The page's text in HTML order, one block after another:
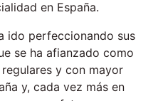
en España.
ido perfeccionando sus
se ha afianzado como
y con mayor
y, cada vez más en